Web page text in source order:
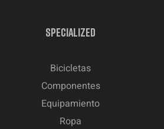
SPECIALIZED
Bicicletas
Componentes
Equipamiento
Ropa